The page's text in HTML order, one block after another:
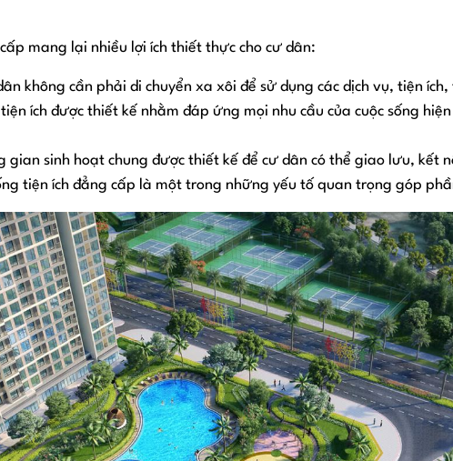
mang lại nhiều lợi ích thiết thực cho cư dân:
không cần phải di chuyển xa xôi để sử dụng các dịch vụ, tiện
ích được thiết kế nhằm đáp ứng mọi nhu cầu của cuộc sống
gian sinh hoạt chung được thiết kế để cư dân có thể giao lưu,
tiện ích đẳng cấp là một trong những yếu tố quan trọng góp